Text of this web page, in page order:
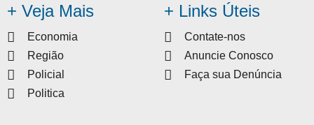
+ Veja Mais
Economia
Região
Policial
Politica
+ Links Úteis
Contate-nos
Anuncie Conosco
Faça sua Denúncia